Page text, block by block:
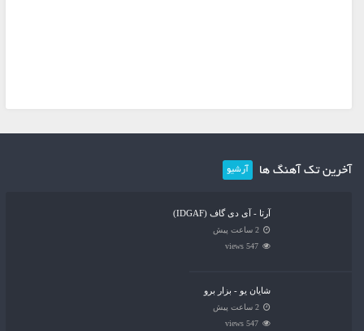
آخرین تک آهنگ ها آرشیو
آرتا - آی دی گاف (IDGAF)
2 ساعت پیش
547 views
شایان یو - بزار برو
2 ساعت پیش
547 views